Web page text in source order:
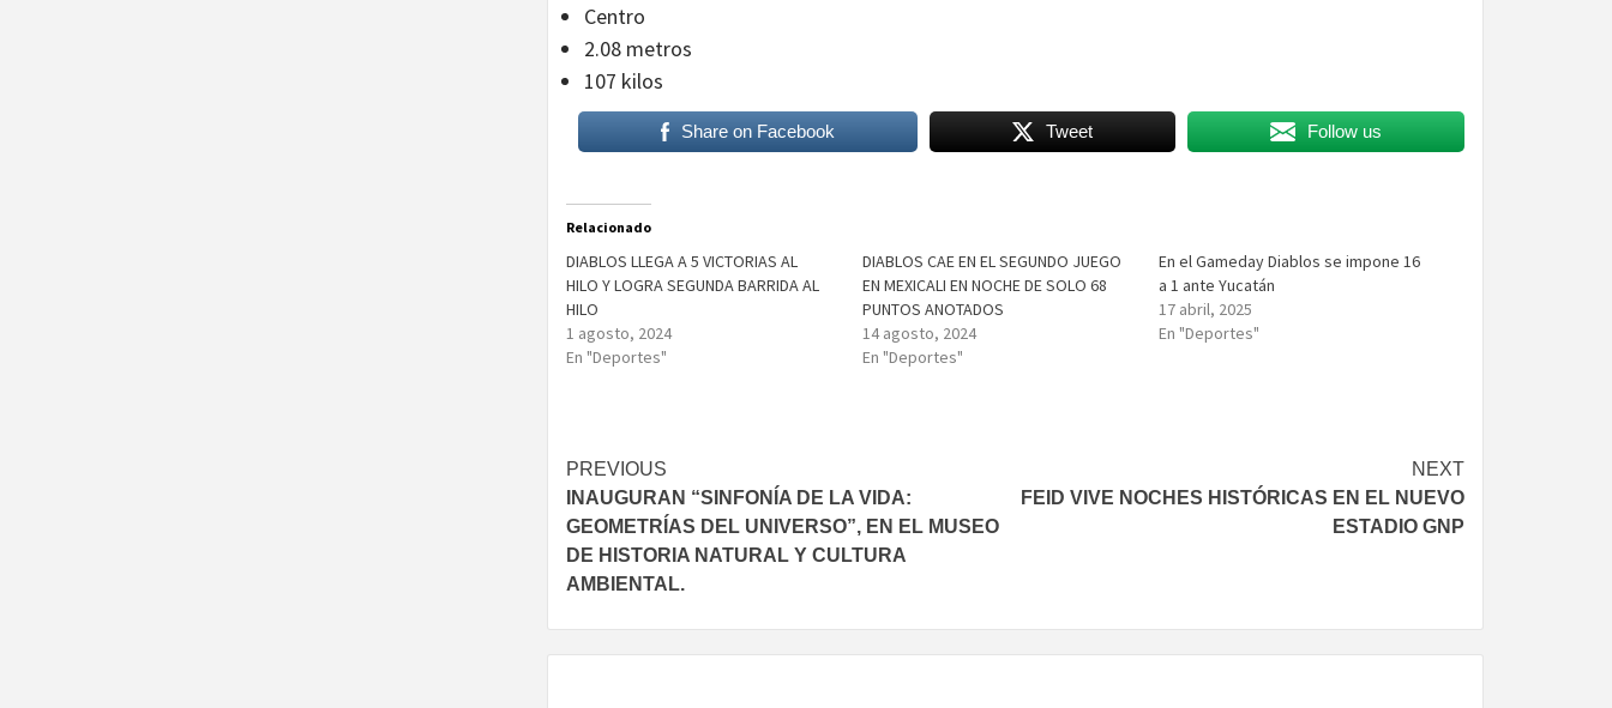
Centro
2.08 metros
107 kilos
Share on Facebook Tweet Follow us
Relacionado
DIABLOS LLEGA A 5 VICTORIAS AL
HILO Y LOGRA SEGUNDA BARRIDA AL
HILO
1 agosto, 2024
En "Deportes"
DIABLOS CAE EN EL SEGUNDO JUEGO
EN MEXICALI EN NOCHE DE SOLO 68
PUNTOS ANOTADOS
14 agosto, 2024
En "Deportes"
En el Gameday Diablos se impone 16
a 1 ante Yucatán
17 abril, 2025
En "Deportes"
Post
navigation
PREVIOUS
INAUGURAN “SINFONÍA DE LA VIDA:
GEOMETRÍAS DEL UNIVERSO”, EN EL MUSEO
DE HISTORIA NATURAL Y CULTURA
AMBIENTAL.
NEXT
FEID VIVE NOCHES HISTÓRICAS EN EL NUEVO
ESTADIO GNP